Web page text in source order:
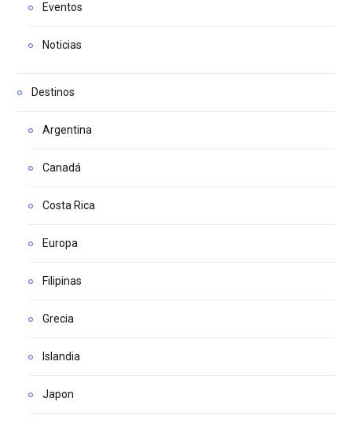
Eventos
Noticias
Destinos
Argentina
Canadá
Costa Rica
Europa
Filipinas
Grecia
Islandia
Japon